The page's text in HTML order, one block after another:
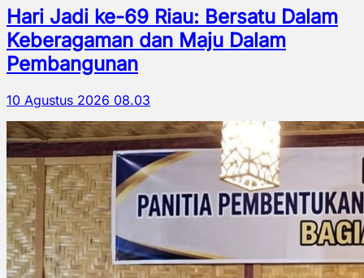
Hari Jadi ke-69 Riau: Bersatu Dalam
Keberagaman dan Maju Dalam
Pembangunan
10 Agustus 2026 08.03